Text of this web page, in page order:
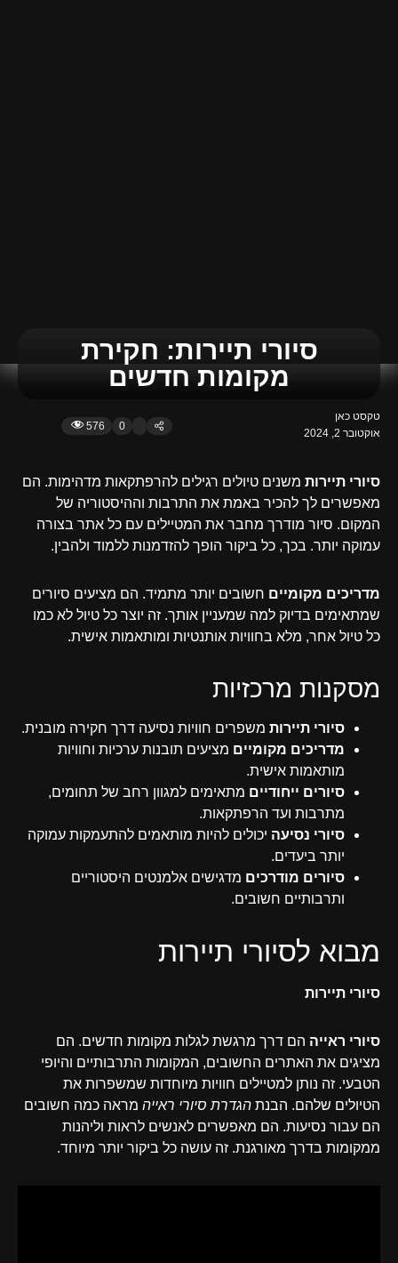
סיורי תיירות: חקירת
מקומות חדשים
טקסט כאן
אוקטובר 2, 2024
0
576
סיורי תיירות משנים טיולים רגילים להרפתקאות מדהימות. הם
מאפשרים לך להכיר באמת את התרבות וההיסטוריה של
המקום. סיור מודרך מחבר את המטיילים עם כל אתר בצורה
עמוקה יותר. בכך, כל ביקור הופך להזדמנות ללמוד ולהבין.
מדריכים מקומיים חשובים יותר מתמיד. הם מציעים סיורים
שמתאימים בדיוק למה שמעניין אותך. זה יוצר כל טיול לא כמו
כל טיול אחר, מלא בחוויות אותנטיות ומותאמות אישית.
מסקנות מרכזיות
סיורי תיירות משפרים חוויות נסיעה דרך חקירה מובנית.
מדריכים מקומיים מציעים תובנות ערכיות וחוויות
מותאמות אישית.
סיורים ייחודיים מתאימים למגוון רחב של תחומים,
מתרבות ועד הרפתקאות.
סיורי נסיעה יכולים להיות מותאמים להתעמקות עמוקה
יותר ביעדים.
סיורים מודרכים מדגישים אלמנטים היסטוריים
ותרבותיים חשובים.
מבוא לסיורי תיירות
סיורי תיירות
סיורי ראייה הם דרך מרגשת לגלות מקומות חדשים. הם
מציגים את האתרים החשובים, המקומות התרבותיים והיופי
הטבעי. זה נותן למטיילים חוויות מיוחדות שמשפרות את
הטיולים שלהם. הבנת הגדרת סיורי ראייה מראה כמה חשובים
הם עבור נסיעות. הם מאפשרים לאנשים לראות וליהנות
ממקומות בדרך מאורגנת. זה עושה כל ביקור יותר מיוחד.